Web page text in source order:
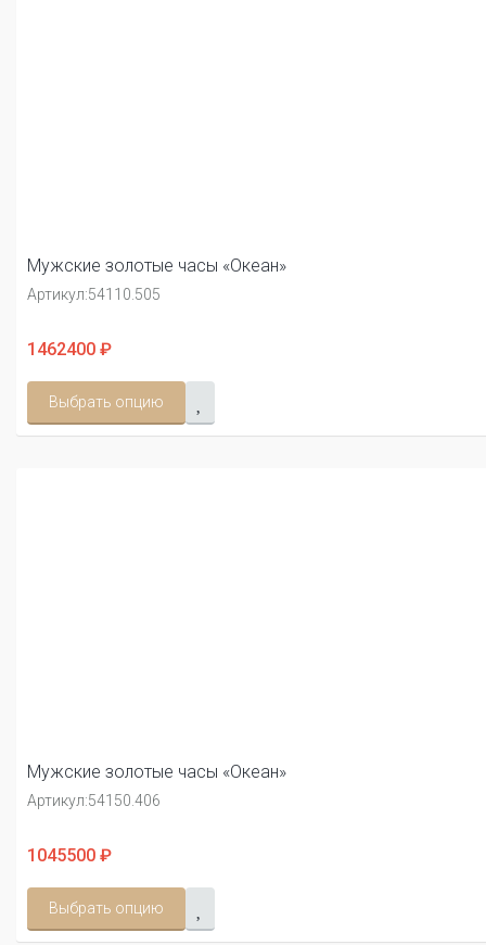
Мужские золотые часы «Океан»
Артикул:54110.505
1462400 ₽
Выбрать опцию
Мужские золотые часы «Океан»
Артикул:54150.406
1045500 ₽
Выбрать опцию